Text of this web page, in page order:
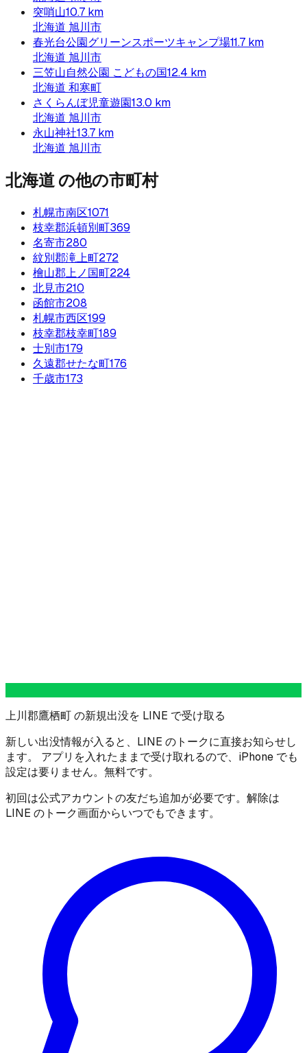
突哨山10.7 km
北海道 旭川市
春光台公園グリーンスポーツキャンプ場11.7 km
北海道 旭川市
三笠山自然公園 こどもの国12.4 km
北海道 和寒町
さくらんぼ児童遊園13.0 km
北海道 旭川市
永山神社13.7 km
北海道 旭川市
北海道の他の市町村
札幌市南区1071
枝幸郡浜頓別町369
名寄市280
紋別郡滝上町272
檜山郡上ノ国町224
北見市210
函館市208
札幌市西区199
枝幸郡枝幸町189
士別市179
久遠郡せたな町176
千歳市173
上川郡鷹栖町 の新規出没を LINE で受け取る
新しい出没情報が入ると、LINE のトークに直接お知らせし
ます。 アプリを入れたままで受け取れるので、iPhone でも
設定は要りません。無料です。
初回は公式アカウントの友だち追加が必要です。解除は
LINE のトーク画面からいつでもできます。